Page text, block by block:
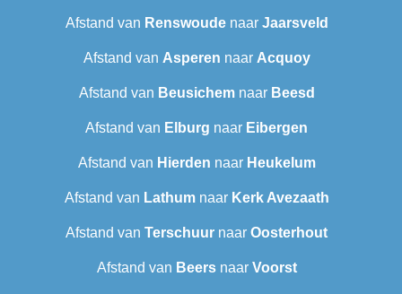
Afstand van Renswoudenaar Jaarsveld
Afstand van Asperen naar Acquoy
Afstand van Beusichemnaar Beesd
Afstand van Elburg naar Eibergen
Afstand van Hierden naar Heukelum
Afstand van Lathumnaar Kerk Avezaath
Afstand van Terschuur naar Oosterhout
Afstand van Beersnaar Voorst